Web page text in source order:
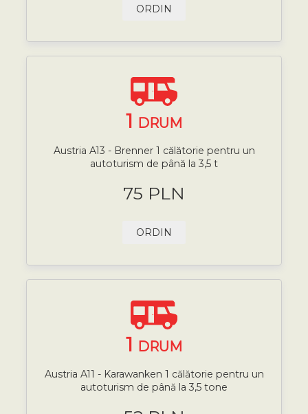
ORDIN
1 DRUM
Austria A13 - Brenner 1 călătorie pentru un
autoturism de până la 3,5 t
75 PLN
ORDIN
1 DRUM
Austria A11 - Karawanken 1 călătorie pentru un
autoturism de până la 3,5 tone